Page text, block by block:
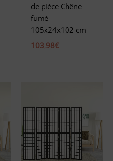
de pièce Chêne
fumé
105x24x102 cm
103,98€